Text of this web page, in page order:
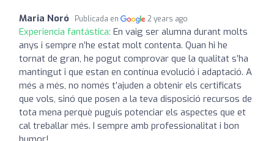
Maria Noró Publicada en 2 years ago
Experiencia fantástica: En vaig ser alumna durant molts
anys i sempre n’he estat molt contenta. Quan hi he
tornat de gran, he pogut comprovar que la qualitat s’ha
mantingut i que estan en contínua evolució i adaptació. A
més a més, no només t’ajuden a obtenir els certificats
que vols, sinó que posen a la teva disposició recursos de
tota mena perquè puguis potenciar els aspectes que et
cal treballar més. I sempre amb professionalitat i bon